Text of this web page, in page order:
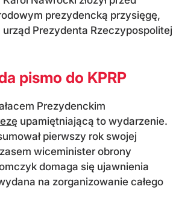
prezydencką przysięgę,
Prezydenta Rzeczypospolitej
pismo do KPRP
Prezydenckim
upamiętniającą to wydarzenie.
pierwszy rok swojej
wiceminister obrony
domaga się ujawnienia
na zorganizowanie całego